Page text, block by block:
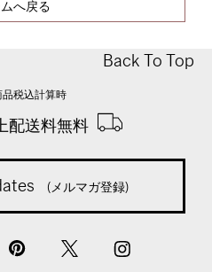
へ戻る
Back To Top
税込計算時
配送料無料
(メルマガ登録)